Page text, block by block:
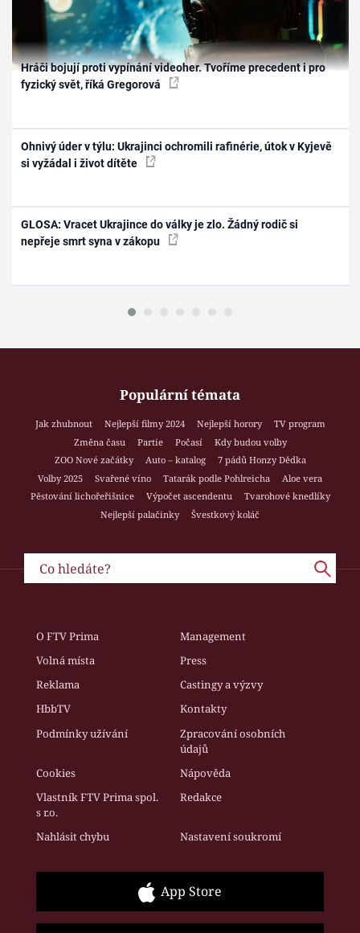
Hráči bojují proti vypínání videoher. Tvoříme precedent i pro
fyzický svět, říká Gregorová
Ohnivý úder v týlu: Ukrajinci ochromili rafinérie, útok v Kyjevě
si vyžádal i život dítěte
GLOSA: Vracet Ukrajince do války je zlo. Žádný rodič si
nepřeje smrt syna v zákopu
Populární témata
Jak zhubnout Nejlepší filmy 2024 Nejlepší horory
TV program
Změna času
Partie Počasí
Kdy budou volby
ZOO Nové začátky
Auto – katalog
7 pádů Honzy Dědka
Volby 2025
Svařené víno Tatarák podle Pohlreicha
Aloe vera
Pěstování lichořeřišnice
Výpočet ascendentu
Tvarohové knedlíky
Nejlepší palačinky
Švestkový koláč
O FTV Prima
Management
Volná místa
Press
Reklama
Castingy a výzvy
HbbTV
Kontakty
Podmínky užívání
Zpracování osobních
údajů
Cookies
Nápověda
Vlastník FTV Prima spol.
s r.o.
Redakce
Nahlásit chybu Nastavení soukromí
App Store